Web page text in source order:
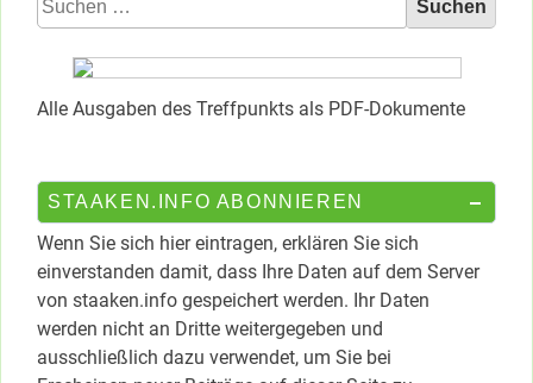
nach:
Alle Ausgaben des Treffpunkts als PDF-Dokumente
STAAKEN.INFO ABONNIEREN
Wenn Sie sich hier eintragen, erklären Sie sich
einverstanden damit, dass Ihre Daten auf dem Server
von staaken.info gespeichert werden. Ihr Daten
werden nicht an Dritte weitergegeben und
ausschließlich dazu verwendet, um Sie bei